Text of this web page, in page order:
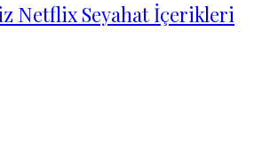
Netflix Seyahat İçerikleri